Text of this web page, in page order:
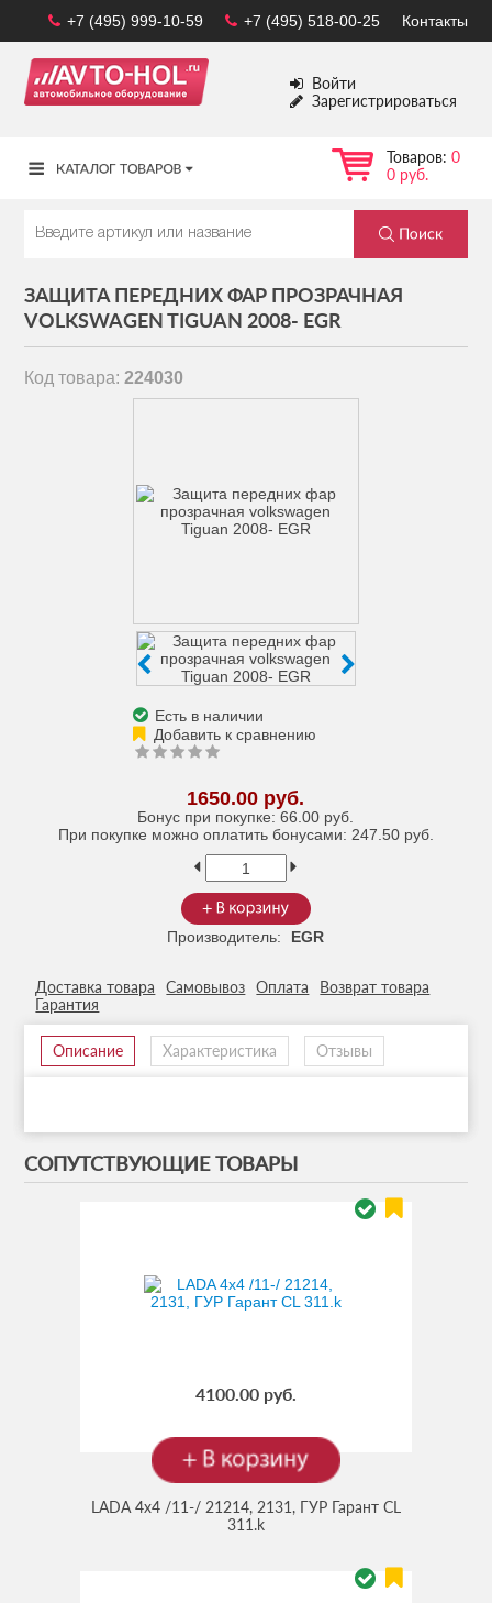
Контакты
+7 (495) 518-00-25
+7 (495) 999-10-59
Войти
Зарегистрироваться
Товаров: 0
0 руб.
ЗАЩИТА ПЕРЕДНИХ ФАР ПРОЗРАЧНАЯ
VOLKSWAGEN TIGUAN 2008- EGR
Код товара:224030
Есть в наличии
1650.00 руб.
Бонус при покупке:66.00 руб.
При покупке можно оплатить бонусами: 247.50 руб.
Производитель: EGR
Доставка товара Самовывоз Оплата
Возврат товара
Гарантия
Описание Характеристика Отзывы
СОПУТСТВУЮЩИЕ ТОВАРЫ
4100.00 руб.
LADA 4x4 /11-/ 21214, 2131, ГУР Гарант CL
311.k